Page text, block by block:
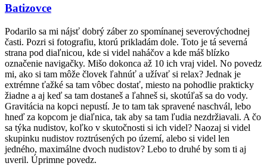
Batizovce
Podarilo sa mi nájsť dobrý záber zo spomínanej severovýchodnej
časti. Pozri si fotografiu, ktorú prikladám dole. Toto je tá severná
strana pod diaľnicou, kde si videl naháčov a kde máš blízko
označenie navigačky. Mišo dokonca až 10 ich vraj videl. No povedz
mi, ako si tam môže človek ľahnúť a užívať si relax? Jednak je
extrémne ťažké sa tam vôbec dostať, miesto na pohodlie prakticky
žiadne a aj keď sa tam dostaneš a ľahneš si, skotúľaš sa do vody.
Gravitácia na kopci nepustí. Je to tam tak spravené naschvál, lebo
hneď za kopcom je diaľnica, tak aby sa tam ľudia nezdržiavali. A čo
sa týka nudistov, koľko v skutočnosti si ich videl? Naozaj si videl
skupinku nudistov roztrúsených po území, alebo si videl len
jedného, maximálne dvoch nudistov? Lebo to druhé by som ti aj
uveril. Úprimne povedz.